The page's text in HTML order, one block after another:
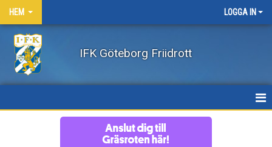
HEM LOGGA IN
IFK Göteborg Friidrott